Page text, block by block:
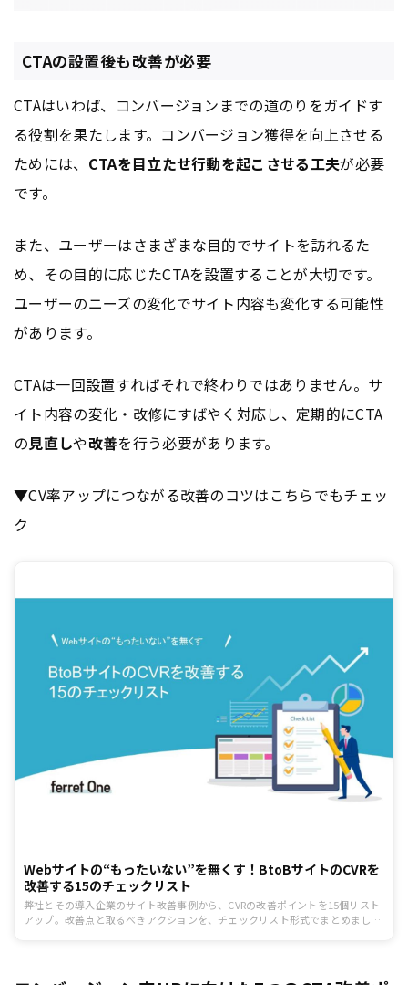
CTAの設置後も改善が必要
CTAはいわば、コンバージョンまでの道のりをガイドす
る役割を果たします。コンバージョン獲得を向上させる
ためには、 CTAを目立たせ行動を起こさせる工夫が必要
です。
また、ユーザーはさまざまな目的でサイトを訪れるた
め、その目的に応じたCTAを設置することが大切です。
ユーザーのニーズの変化でサイト内容も変化する可能性
があります。
CTAは一回設置すればそれで終わりではありません。サ
イト内容の変化・改修にすばやく対応し、定期的にCTA
の見直しや改善を行う必要があります。
▼CV率アップにつながる改善のコツはこちらでもチェッ
ク
Webサイトの“もったいない”を無くす！BtoBサイトのCVRを
改善する15のチェックリスト
弊社とその導入企業のサイト改善事例から、CVRの改善ポイントを15個リスト
アップ。改善点と取るべきアクションを、チェックリスト形式でまとめまし